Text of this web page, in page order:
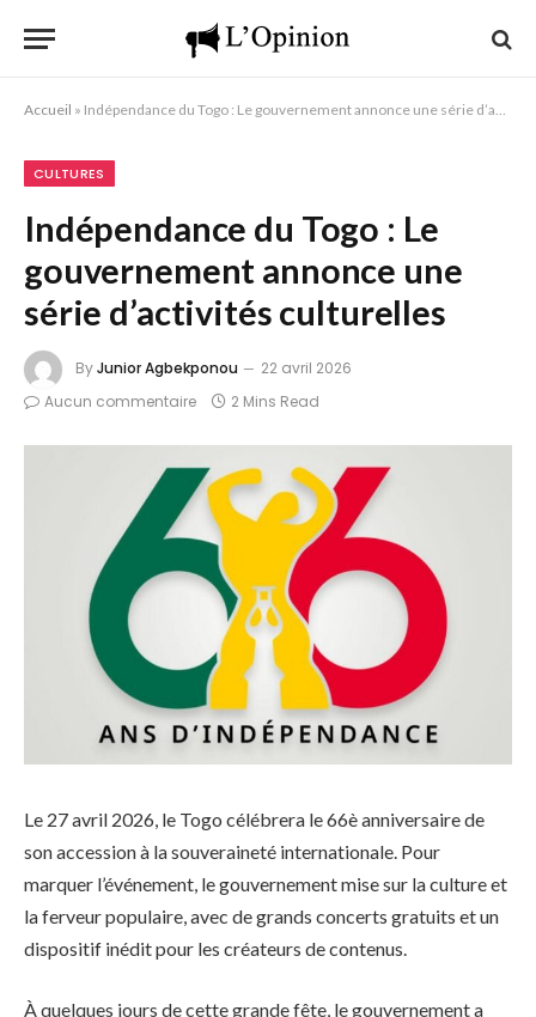
Accueil » Indépendance du Togo : Le gouvernement annonce une série d’activités culturelles
CULTURES
Indépendance du Togo : Le
gouvernement annonce une
série d’activités culturelles
ByJunior Agbekponou
22 avril 2026
Aucun commentaire
2 Mins Read
Le 27 avril 2026, le Togo célébrera le 66è anniversaire de
son accession à la souveraineté internationale. Pour
marquer l’événement, le gouvernement mise sur la culture et
la ferveur populaire, avec de grands concerts gratuits et un
dispositif inédit pour les créateurs de contenus.
À quelques jours de cette grande fête, le gouvernement a